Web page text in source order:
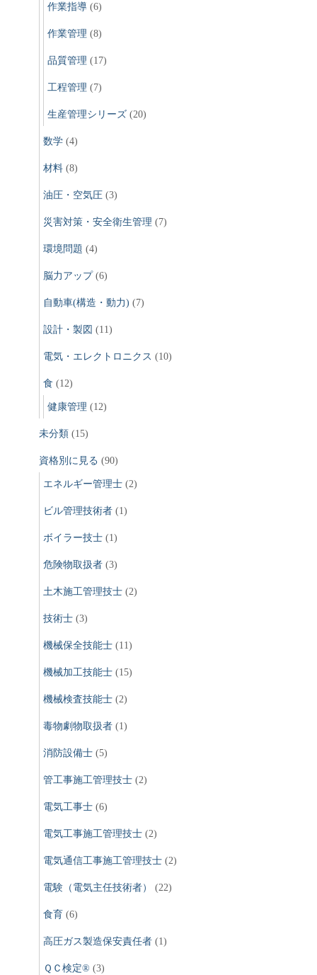
作業指導 (6)
作業管理 (8)
品質管理 (17)
工程管理 (7)
生産管理シリーズ (20)
数学 (4)
材料 (8)
油圧・空気圧 (3)
災害対策・安全衛生管理 (7)
環境問題 (4)
脳力アップ (6)
自動車(構造・動力) (7)
設計・製図 (11)
電気・エレクトロニクス (10)
食 (12)
健康管理 (12)
未分類 (15)
資格別に見る (90)
エネルギー管理士 (2)
ビル管理技術者 (1)
ボイラー技士 (1)
危険物取扱者 (3)
土木施工管理技士 (2)
技術士 (3)
機械保全技能士 (11)
機械加工技能士 (15)
機械検査技能士 (2)
毒物劇物取扱者 (1)
消防設備士 (5)
管工事施工管理技士 (2)
電気工事士 (6)
電気工事施工管理技士 (2)
電気通信工事施工管理技士 (2)
電験（電気主任技術者） (22)
食育 (6)
高圧ガス製造保安責任者 (1)
ＱＣ検定® (3)